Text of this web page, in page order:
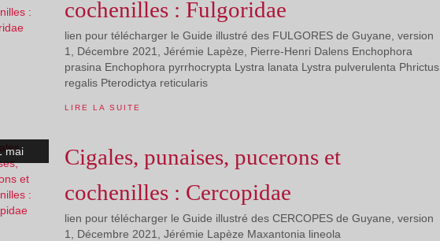
cochenilles : Fulgoridae
lien pour télécharger le Guide illustré des FULGORES de Guyane, version
1, Décembre 2021, Jérémie Lapèze, Pierre-Henri Dalens Enchophora
prasina Enchophora pyrrhocrypta Lystra lanata Lystra pulverulenta Phrictus
regalis Pterodictya reticularis
LIRE LA SUITE
mai
Cigales, punaises, pucerons et
cochenilles : Cercopidae
lien pour télécharger le Guide illustré des CERCOPES de Guyane, version
1, Décembre 2021, Jérémie Lapèze Maxantonia lineola